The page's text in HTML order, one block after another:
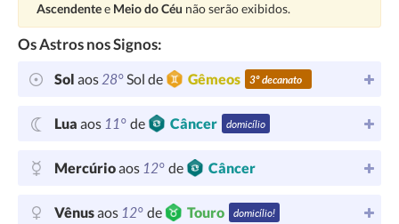
Ascendentee Meio do Céu não serão exibidos.
Os Astros nos Signos:
Sol aos28°Sol de Gêmeos 3º decanato
Lua aos 11° de Câncer domicílio
Mercúrioaos 12° de Câncer
Vênusaos 12° de Touro domicílio!